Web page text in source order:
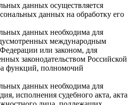
данных осуществляется
данных на обработку его
данных необходима для
международным
или законом, для
законодательством Российской
функций, полномочий
данных необходима для
исполнения судебного акта, акта